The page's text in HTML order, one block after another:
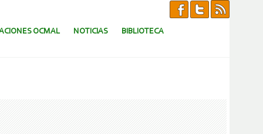
OCMAL NOTICIAS BIBLIOTECA